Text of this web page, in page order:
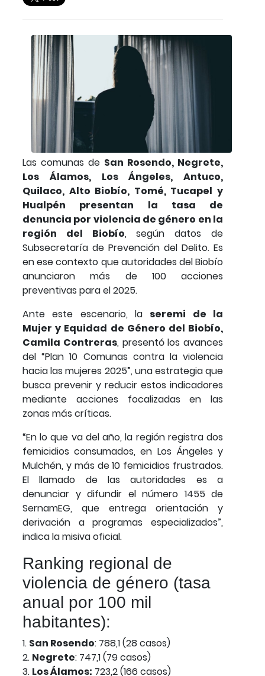
Las comunas de San Rosendo, Negrete,
Los Álamos, Los Ángeles, Antuco,
Quilaco, Alto Biobío, Tomé, Tucapel y
Hualpén presentan la tasa de
denuncia por violencia de género en la
región del Biobío, según datos de
Subsecretaría de Prevención del Delito. Es
en ese contexto que autoridades del Biobío
anunciaron más de 100 acciones
preventivas para el 2025.
Ante este escenario, la seremi de la
Mujer y Equidad de Género del Biobío,
Camila Contreras, presentó los avances
del “Plan 10 Comunas contra la violencia
hacia las mujeres 2025”, una estrategia que
busca prevenir y reducir estos indicadores
mediante acciones focalizadas en las
zonas más críticas.
“En lo que va del año, la región registra dos
femicidios consumados, en Los Ángeles y
Mulchén, y más de 10 femicidios frustrados.
El llamado de las autoridades es a
denunciar y difundir el número 1455 de
SernamEG, que entrega orientación y
derivación a programas especializados”,
indica la misiva oficial.
Ranking regional de
violencia de género (tasa
anual por 100 mil
habitantes):
1. San Rosendo: 788,1 (28 casos)
2. Negrete: 747,1 (79 casos)
3. Los Álamos: 723,2 (166 casos)